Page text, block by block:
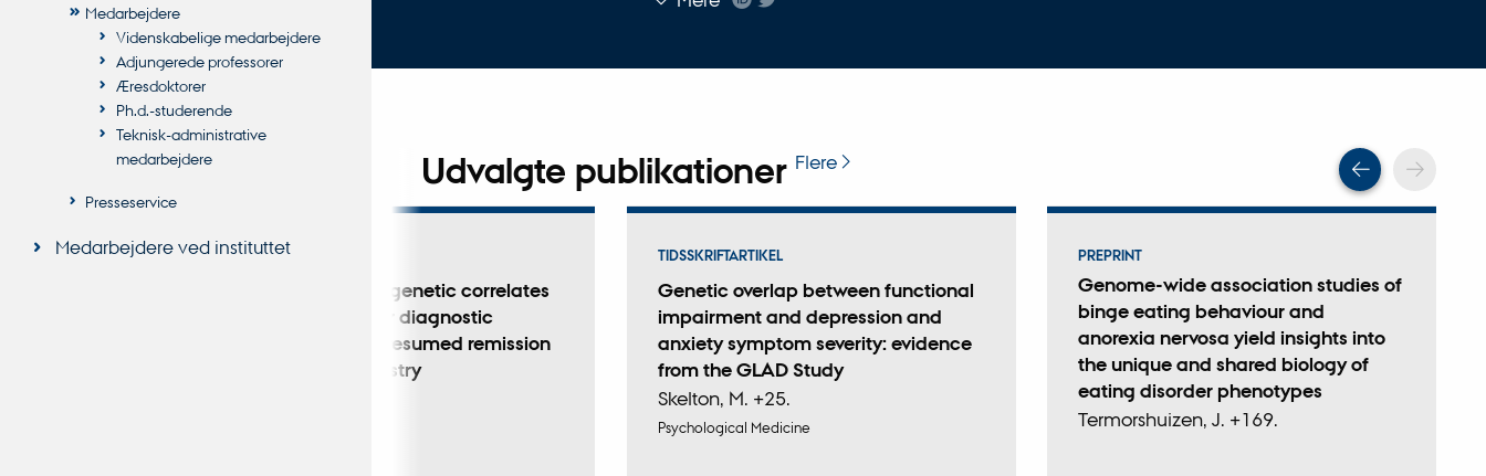
Medarbejdere
Videnskabelige medarbejdere
Adjungerede professorer
Æresdoktorer
Ph.d.-studerende
Teknisk-administrative
medarbejdere
Presseservice
Medarbejdere ved instituttet
Udvalgte publikationer Flere Scroll
Descriptives and genetic correlates
of eating disorder diagnostic
transitions and presumed remission
in the Danish registry
TIDSSKRIFTARTIKEL
Genetic overlap between functional
impairment and depression and
anxiety symptom severity: evidence
from the GLAD Study
Skelton, M. +25.
TIDSSKRIFTARTIKEL
Psychological Medicine
Genome-wide association studies of
binge eating behaviour and
anorexia nervosa yield insights into
the unique and shared biology of
eating disorder phenotypes
Termorshuizen, J. +169.
PREPRINT